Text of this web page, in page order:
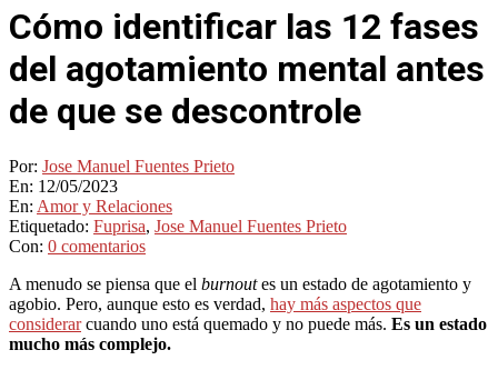
Cómo identificar las 12 fases
del agotamiento mental antes
de que se descontrole
Por: Jose Manuel Fuentes Prieto
En: 12/05/2023
En: Amor y Relaciones
Etiquetado: Fuprisa, Jose Manuel Fuentes Prieto
Con: 0 comentarios
A menudo se piensa que el burnoutes un estado de agotamiento y
agobio. Pero, aunque esto es verdad, hay más aspectos que
considerarcuando uno está quemado y no puede más. Es un estado
mucho más complejo.